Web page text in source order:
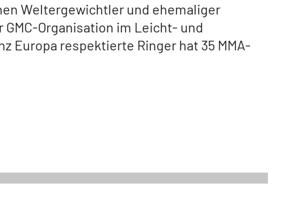
Weltergewichtler und ehemaliger
Organisation im Leicht- und
Europa respektierte Ringer hat 35 MMA-